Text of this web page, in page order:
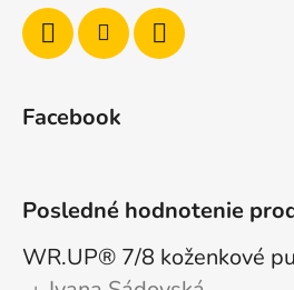
Facebook
Posledné hodnotenie